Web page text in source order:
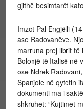
gjithë besimtarët
Imzot Pal Engjëlli
ase Radovanëve.
marruna prej librit të
Bolonjë të Italisë në
ose Ndrek
Spanjole në qytetin
dokumenti ma i
shkruhet: “Kujtimet